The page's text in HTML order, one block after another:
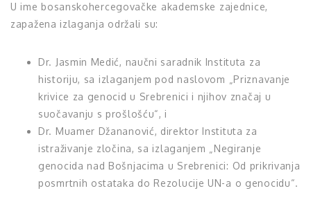
U ime bosanskohercegovačke akademske zajednice,
zapažena izlaganja održali su:
Dr. Jasmin Medić, naučni saradnik Instituta za
historiju, sa izlaganjem pod naslovom „Priznavanje
krivice za genocid u Srebrenici i njihov značaj u
suočavanju s prošlošću“, i
Dr. Muamer Džananović, direktor Instituta za
istraživanje zločina, sa izlaganjem „Negiranje
genocida nad Bošnjacima u Srebrenici: Od prikrivanja
posmrtnih ostataka do Rezolucije UN-a o genocidu“.